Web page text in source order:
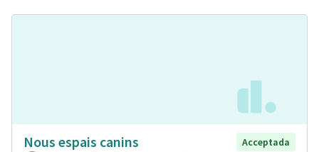
Nous espais canins
Acceptada